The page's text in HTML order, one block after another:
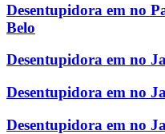
Desentupidora em no
Belo
Desentupidora em no
Desentupidora em no
Desentupidora em no